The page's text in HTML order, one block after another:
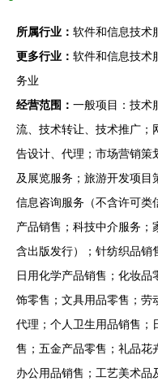
所属行业： 软件和信息技术
更多行业： 软件和信息技术
务业
经营范围： 一般项目：技术
流、技术转让、技术推广；
告设计、代理；市场营销策
及展览服务；旅游开发项目
信息咨询服务（不含许可类
产品销售；科技中介服务；
含出版发行）；针纺织品销
日用化学产品销售；化妆
饰零售；文具用品零售；劳
代理；个人卫生用品销售；
售；五金产品零售；礼品花
办公用品销售；工艺美术品